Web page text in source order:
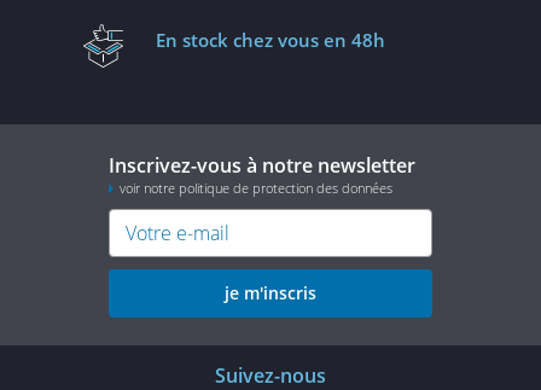
En stock chez vous en 48h
Inscrivez-vous à notre newsletter
voir notre politique de protection des données
je m'inscris
Suivez-nous